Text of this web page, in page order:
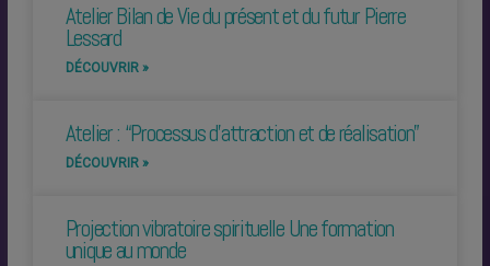
Atelier Bilan de Vie du présent et du futur Pierre
Lessard
DÉCOUVRIR »
Atelier : “Processus d’attraction et de réalisation”
DÉCOUVRIR »
Projection vibratoire spirituelle Une formation
unique au monde